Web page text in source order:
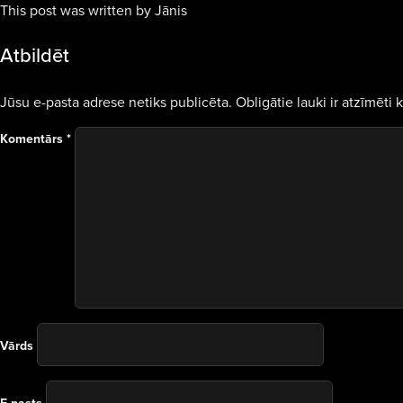
This post was written by Jānis
Atbildēt
Jūsu e-pasta adrese netiks publicēta. Obligātie lauki ir atzīmēti
Komentārs *
Vārds